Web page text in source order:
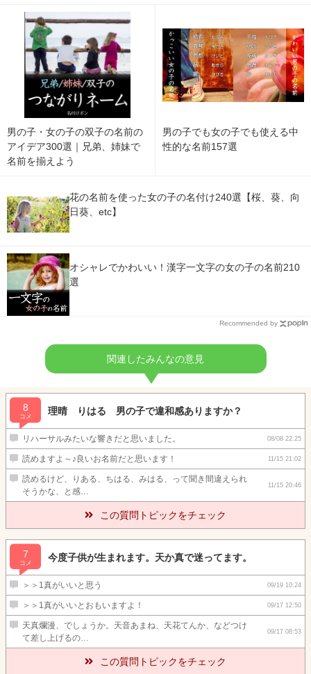
男の子・女の子の双子の名前の
アイデア300選｜兄弟、姉妹で
名前を揃えよう
男の子でも女の子でも使える中
性的な名前157選
花の名前を使った女の子の名付け240選【桜、葵、向
日葵、etc】
オシャレでかわいい！漢字一文字の女の子の名前210
選
Recommended by
関連したみんなの意見
8
コメ
理晴 りはる 男の子で違和感ありますか？
リハーサルみたいな響きだと思いました。 08/08 22:25
読めますよ～♪良いお名前だと思います！ 11/15 21:02
読めるけど、りある、ちはる、みはる、って聞き間違えられ
そうかな、と感…
11/15 20:46
この質問トピックをチェック
7
コメ
今度子供が生まれます。天か真で迷ってます。
＞＞1真がいいと思う 09/19 10:24
＞＞1真がいいとおもいますよ！ 09/17 12:50
天真爛漫、でしょうか。天音あまね、天花てんか、などつけ
て差し上げるの…
09/17 08:53
この質問トピックをチェック